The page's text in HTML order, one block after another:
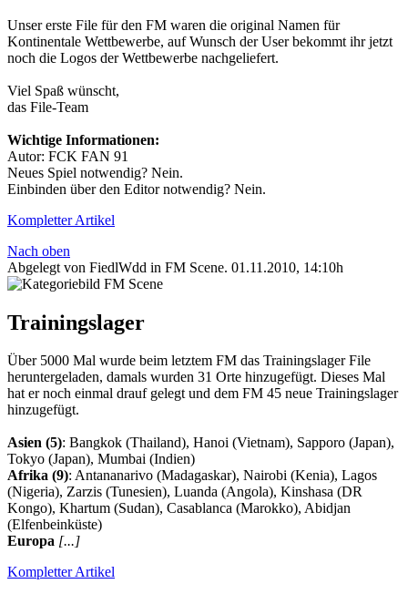
Unser erste File für den FM waren die original Namen für
Kontinentale Wettbewerbe, auf Wunsch der User bekommt ihr jetzt
noch die Logos der Wettbewerbe nachgeliefert.
Viel Spaß wünscht,
das File-Team
Wichtige Informationen:
Autor: FCK FAN 91
Neues Spiel notwendig? Nein.
Einbinden über den Editor notwendig? Nein.
Kompletter Artikel
Nach oben
Abgelegt von FiedlWdd in FM Scene. 01.11.2010, 14:10h
Trainingslager
Über 5000 Mal wurde beim letztem FM das Trainingslager File
heruntergeladen, damals wurden 31 Orte hinzugefügt. Dieses Mal
hat er noch einmal drauf gelegt und dem FM 45 neue Trainingslager
hinzugefügt.
Asien (5): Bangkok (Thailand), Hanoi (Vietnam), Sapporo (Japan),
Tokyo (Japan), Mumbai (Indien)
Afrika (9): Antananarivo (Madagaskar), Nairobi (Kenia), Lagos
(Nigeria), Zarzis (Tunesien), Luanda (Angola), Kinshasa (DR
Kongo), Khartum (Sudan), Casablanca (Marokko), Abidjan
(Elfenbeinküste)
Europa [...]
Kompletter Artikel